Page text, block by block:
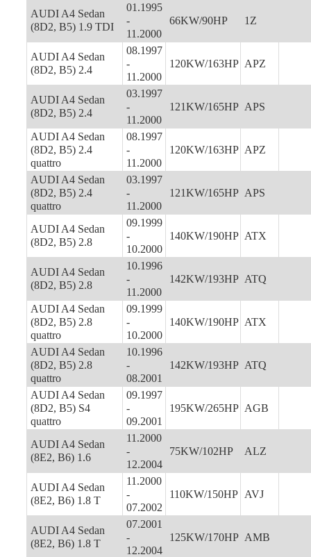
AUDI A4 Sedan
(8D2, B5) 1.9 TDI
01.1995
-
11.2000
66KW/90HP 1Z
AUDI A4 Sedan
(8D2, B5) 2.4
08.1997
-
11.2000
120KW/163HP APZ
AUDI A4 Sedan
(8D2, B5) 2.4
03.1997
-
11.2000
121KW/165HP APS
AUDI A4 Sedan
(8D2, B5) 2.4
quattro
08.1997
-
11.2000
120KW/163HP APZ
AUDI A4 Sedan
(8D2, B5) 2.4
quattro
03.1997
-
11.2000
121KW/165HP APS
AUDI A4 Sedan
(8D2, B5) 2.8
09.1999
-
10.2000
140KW/190HP ATX
AUDI A4 Sedan
(8D2, B5) 2.8
10.1996
-
11.2000
142KW/193HP ATQ
AUDI A4 Sedan
(8D2, B5) 2.8
quattro
09.1999
-
10.2000
140KW/190HP ATX
AUDI A4 Sedan
(8D2, B5) 2.8
quattro
10.1996
-
08.2001
142KW/193HP ATQ
AUDI A4 Sedan
(8D2, B5) S4
quattro
09.1997
-
09.2001
195KW/265HP AGB
AUDI A4 Sedan
(8E2, B6) 1.6
11.2000
-
12.2004
75KW/102HP ALZ
AUDI A4 Sedan
(8E2, B6) 1.8 T
11.2000
-
07.2002
110KW/150HP AVJ
AUDI A4 Sedan
(8E2, B6) 1.8 T
07.2001
-
12.2004
125KW/170HP AMB